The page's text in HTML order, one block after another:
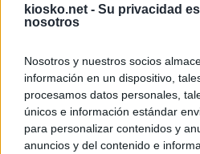
kiosko.net - Su privacidad
nosotros
Nosotros y nuestros socios
información en un dispositivo,
procesamos datos personales,
únicos e información estándar
para personalizar contenidos y
anuncios y del contenido e